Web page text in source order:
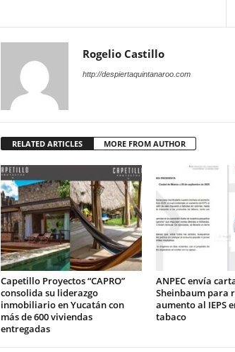
Rogelio Castillo
http://despiertaquintanaroo.com
RELATED ARTICLES MORE FROM AUTHOR
Capetillo Proyectos “CAPRO”
consolida su liderazgo
inmobiliario en Yucatán con
más de 600 viviendas
entregadas
ANPEC envía
Sheinbaum para
aumento al IEPS
tabaco